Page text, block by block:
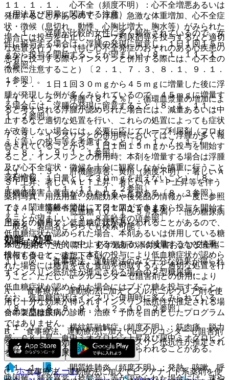
１１．１．１． 心不全（頻度不明）：心不全増悪あるいは
発症することがあるので、浮腫、急激な体重増加、心不全症
状・徴候（息切れ、動悸、心胸比増大、胸水等）がみられた
場合には投与を中止し、ループ利尿剤等を投与するなど適切
な処置を行うこと（特に心不全発症のおそれのある心疾患の
患者に投与する際やインスリンと併用する際には、心不全の
徴候に注意すること）〔２．１、７．３、８．１、９．１．
１参照〕。
１１．１．２． 浮腫（８．２％）：循環血漿量の増加によ
ると考えられる浮腫が認められた場合には、減量あるいは中
止するなど適切な処置を行い、これらの処置によっても症状
が改善しない場合には、必要に応じてループ利尿剤（フロセ
ミド等）の投与等を考慮すること〔２．１、７．１−７．
３、８．１、９．１．１参照〕。
１１．１．３． 肝機能障害、黄疸（頻度不明）：著しいＡ
ＳＴ上昇、著しいＡＬＴ上昇、著しいＡｌ−Ｐ上昇等を伴う
肝機能障害、黄疸があらわれることがある〔８．３参照〕。
１１．１．４． 低血糖（０．１〜５％未満）：他の糖尿病
用薬との併用で、低血糖症状があらわれることがあるので、
低血糖症状が認められた場合、本剤あるいは併用している糖
尿病用薬を一時的に中止するかあるいは減量するなど慎重に
投与すること。また、本剤の投与により低血糖症状が認めら
れた場合には糖質を含む食品を摂取するなど適切な処置を行
うこと。ただし、α−グルコシダーゼ阻害剤との併用により
低血糖症状が認められた場合にはブドウ糖を投与すること。
なお、低血糖症状はインスリン併用時に多くみられている
〔８．４、８．８、９．１．２、１０．２参照〕。
１１．１．５． 横紋筋融解症（頻度不明）：筋肉痛、脱力
感、ＣＫ上昇、血中ミオグロビン上昇及び尿中ミオグロビン
上昇を特徴とする横紋筋融解症があらわれることがある。
１１．１．６． 間質性肺炎（頻度不明）：発熱、咳嗽、呼
（用法及び用量に関連する注意）
７．１． 浮腫が比較的女性に多く報告されているので、女
性に投与する場合は、浮腫の発現に留意し、１日１回１５ｍ
ｇから投与を開始することが望ましい〔８．１、１１．１．
２参照〕。
７．２． １日１回３０ｍｇから４５ｍｇに増量した後に浮
腫が発現した例が多くみられているので、４５ｍｇに増量す
る場合には、浮腫の発現に留意すること〔８．１、１１．
１．２参照〕。
７．３． インスリンとの併用時においては、浮腫が多く報
告されていることから、１日１回１５ｍｇから投与を開始す
ること。インスリンとの併用時、本剤を増量する場合は浮腫
及び心不全症状・徴候を十分に観察しながら慎重に行うこと
（ただし、１日量として３０ｍｇを超えないこと）〔８．
１、１１．１．１、１１．１．２参照〕。
７．４． 高齢者では、１日１回１５ｍｇから投与を開始す
ることが望ましい〔９．８高齢者の項参照〕。
効能・効果
１）．@． 食事療法、運動療法のみで十分な効果が得られ
ずインスリン抵抗性が推定される場合の２型糖尿病。
A． 食事療法、運動療法に加えてスルホニルウレア剤を使
用し十分な効果が得られずインスリン抵抗性が推定される場
合の２型糖尿病。
B． 食事療法、運動療法に加えてα−グルコシダーゼ阻害剤
を使用し十分な効果が得られずインスリン抵抗性が推定され
る場合の２型糖尿病。
C． 食事療法、運動療法に加えてビグアナイド系薬剤を使
薬剤情報
薬剤写真、用法用量、効能効果や後発品の情報が一度に参照
でき、関連情報へ簡単にアクセスができます。
一般名、製品名どちらでも検索可能！
※ ご使用いただく際に、必ず最新の添付文書および安全性
情報も併せてご確認下さい。
※本製品は疾病の診断・治療・予防を目的としたプログラム
ではありません。
ホーム
ノート